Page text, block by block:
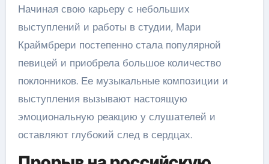
Начиная свою карьеру с небольших
выступлений и работы в студии, Мари
Краймбрери постепенно стала популярной
певицей и приобрела большое количество
поклонников. Ее музыкальные композиции и
выступления вызывают настоящую
эмоциональную реакцию у слушателей и
оставляют глубокий след в сердцах.